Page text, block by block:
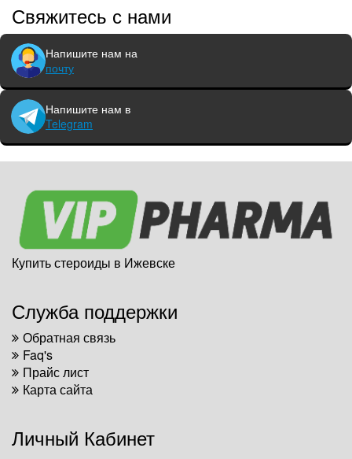
Свяжитесь с нами
Напишите нам на
почту
Напишите нам в
Telegram
Купить стероиды в Ижевске
Служба поддержки
Обратная связь
Faq's
Прайс лист
Карта сайта
Личный Кабинет